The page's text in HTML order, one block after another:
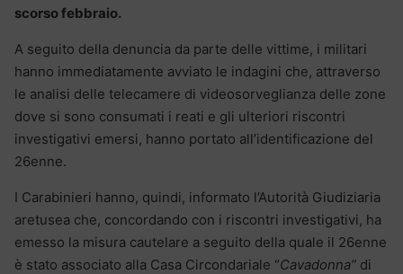
scorso febbraio.
A seguito della denuncia da parte delle vittime, i militari
hanno immediatamente avviato le indagini che, attraverso
le analisi delle telecamere di videosorveglianza delle zone
dove si sono consumati i reati e gli ulteriori riscontri
investigativi emersi, hanno portato all’identificazione del
26enne.
I Carabinieri hanno, quindi, informato l’Autorità Giudiziaria
aretusea che, concordando con i riscontri investigativi, ha
emesso la misura cautelare a seguito della quale il 26enne
è stato associato alla Casa Circondariale “Cavadonna” di